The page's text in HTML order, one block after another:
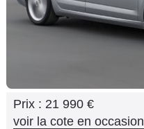
Moto
Prix : 21 990 €
voir la cote en occasion